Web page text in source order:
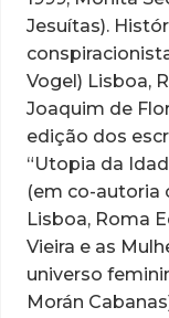
Jesuítas).
Vogel) Lisboa,
Joaquim de
edição dos
“Utopia da
(em co-autoria
Lisboa, Roma
Vieira e as
universo
Morán